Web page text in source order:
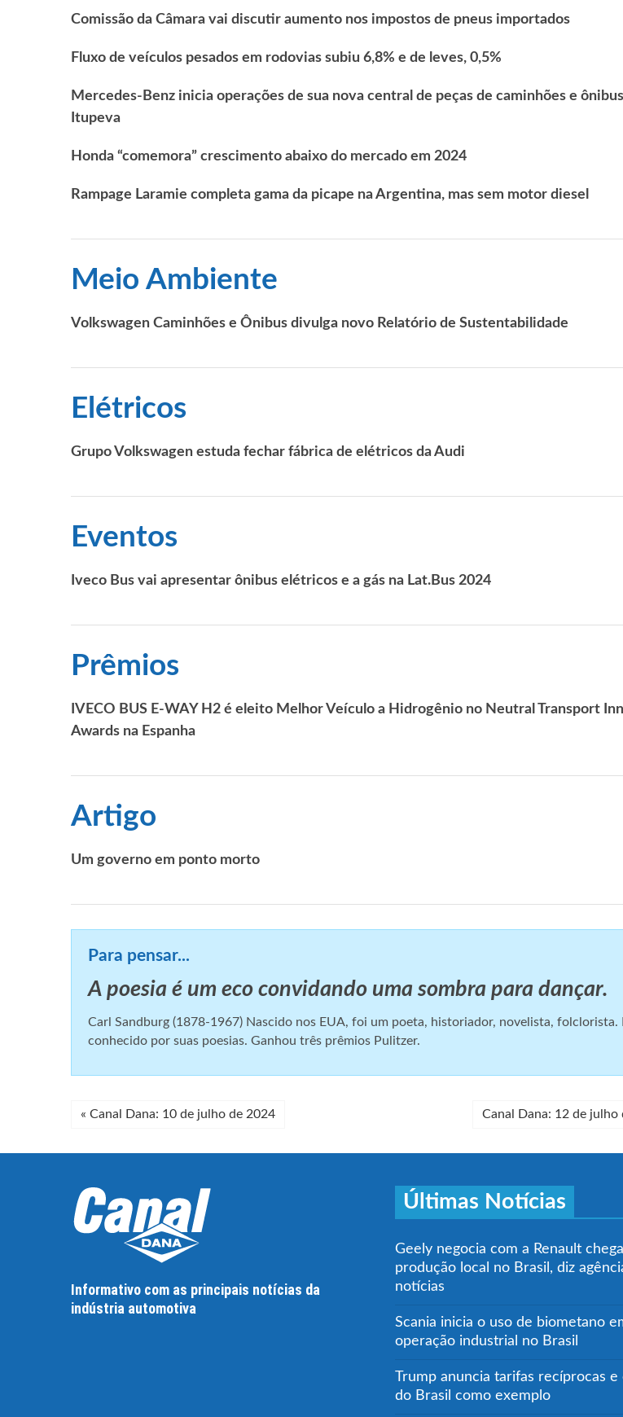
Comissão da Câmara vai discutir aumento nos impostos de pneus importados
Fluxo de veículos pesados em rodovias subiu 6,8% e de leves, 0,5%
Mercedes-Benz inicia operações de sua nova central de peças de caminhões e
Itupeva
Honda “comemora” crescimento abaixo do mercado em 2024
Rampage Laramie completa gama da picape na Argentina, mas sem motor diesel
Meio Ambiente
Volkswagen Caminhões e Ônibus divulga novo Relatório de Sustentabilidade
Elétricos
Grupo Volkswagen estuda fechar fábrica de elétricos da Audi
Eventos
Iveco Bus vai apresentar ônibus elétricos e a gás na Lat.Bus 2024
Prêmios
IVECO BUS E-WAY H2 é eleito Melhor Veículo a Hidrogênio no Neutral Transport
Awards na Espanha
Artigo
Um governo em ponto morto
Para pensar...
A poesia é um eco convidando uma sombra para dançar.
Carl Sandburg (1878-1967) Nascido nos EUA, foi um poeta, historiador, novelista, folclorista.
conhecido por suas poesias. Ganhou três prêmios Pulitzer.
« Canal Dana: 10 de julho de 2024 Canal Dana: 12 de julho
Informativo com as principais notícias da
indústria automotiva
Últimas Notícias
Geely negocia com a Renault
produção local no Brasil, diz
notícias
Scania inicia o uso de biometano
operação industrial no Brasil
Trump anuncia tarifas recíprocas e
do Brasil como exemplo